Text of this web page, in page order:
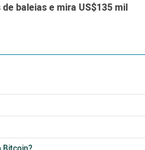
baleias e mira US$135 mil